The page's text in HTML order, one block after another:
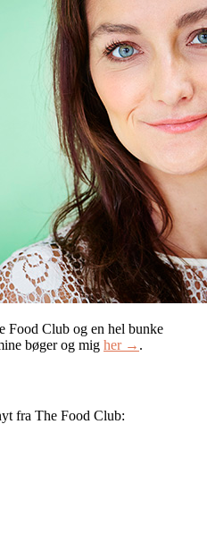
Food Club og en hel bunke
bøger og mig her → .
fra The Food Club: